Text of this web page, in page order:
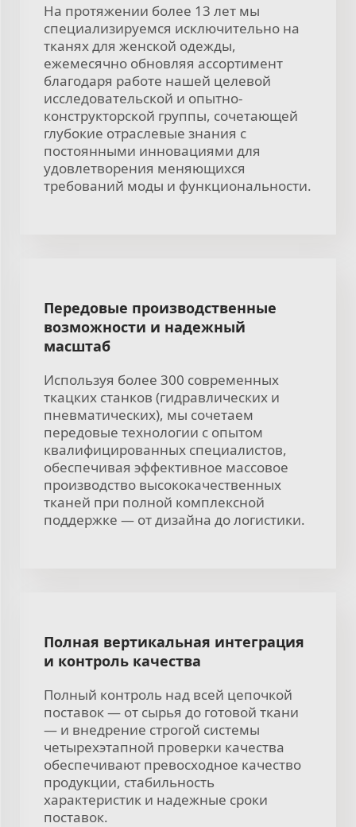
На протяжении более 13 лет мы
специализируемся исключительно на
тканях для женской одежды,
ежемесячно обновляя ассортимент
благодаря работе нашей целевой
исследовательской и опытно-
конструкторской группы, сочетающей
глубокие отраслевые знания с
постоянными инновациями для
удовлетворения меняющихся
требований моды и функциональности.
Передовые производственные
возможности и надежный
масштаб
Используя более 300 современных
ткацких станков (гидравлических и
пневматических), мы сочетаем
передовые технологии с опытом
квалифицированных специалистов,
обеспечивая эффективное массовое
производство высококачественных
тканей при полной комплексной
поддержке — от дизайна до логистики.
Полная вертикальная интеграция
и контроль качества
Полный контроль над всей цепочкой
поставок — от сырья до готовой ткани
— и внедрение строгой системы
четырехэтапной проверки качества
обеспечивают превосходное качество
продукции, стабильность
характеристик и надежные сроки
поставок.